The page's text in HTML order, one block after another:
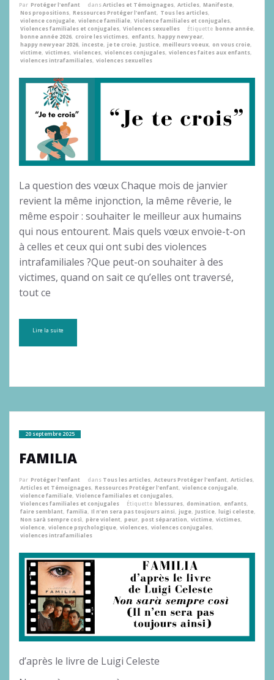
Par Protéger l'enfant dansArticles et Témoignages, Articles, Manifeste,
Nos propositions, Ressources Protéger l'enfant, Tous les articles,
violence conjugale, violence familiale, Violence familiales et conjugales,
Violences familiales et conjugales, Violences sexuelles Étiquette bonne année,
bonne année 2026, croire les victimes, enfants, happy new year,
happy new year 2026, inceste, je te croie, Justice, meilleurs voeux, on vous croie,
victime, victimes, violences, violences conjugales, violences faites aux enfants,
violences intrafamiliales, violences sexuelles
La question des vœux Chaque mois de janvier
revient la même injonction, la même rêverie, le
même espoir : souhaiter le meilleur aux humains
qui nous entourent. Mais quels vœux envoie-t-on
à celles et ceux qui ont subi des violences
intrafamiliales ?Que peut-on souhaiter à des
victimes, quand on sait ce qu’elles ont traversé,
tout ce
Lire la suite
20 septembre 2025
FAMILIA
Par Protéger l'enfant dans Tous les articles, Acteurs Protéger l'enfant, Articles,
Articles et Témoignages, Ressources Protéger l'enfant, violence conjugale,
violence familiale, Violence familiales et conjugales,
Violences familiales et conjugales
Étiquette blessures, domination, enfants,
faire semblant, familia, Il n’en sera pas toujours ainsi, juge, Justice, luigi celeste,
Non sarà sempre così, père violent, peur, post séparation, victime, victimes,
violence, violence psychologique, violences, violences conjugales,
violences intrafamiliales
d’après le livre de Luigi Celeste